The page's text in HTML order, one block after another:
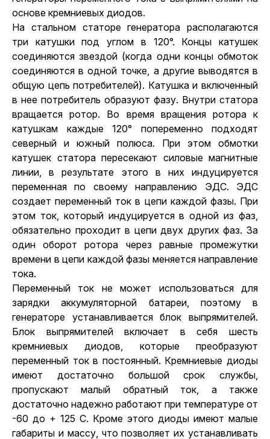
основе кремниевых диодов.
На стальном статоре генератора располагаются
три катушки под углом в 120°. Концы катушек
соединяются звездой (когда одни концы обмоток
соединяются в одной точке, а другие выводятся в
общую цепь потребителей). Катушка и включенный
в нее потребитель образуют фазу. Внутри статора
вращается ротор. Во время вращения ротора к
катушкам каждые 120° попеременно подходят
северный и южный полюса. При этом обмотки
катушек статора пересекают силовые магнитные
линии, в результате этого в них индуцируется
переменная по своему направлению ЭДС. ЭДС
создает переменный ток в цепи каждой фазы. При
этом ток, который индуцируется в одной из фаз,
обязательно проходит в цепи двух других фаз. За
один оборот ротора через равные промежутки
времени в цепи каждой фазы меняется направление
тока.
Переменный ток не может использоваться для
зарядки аккумуляторной батареи, поэтому в
генераторе устанавливается блок выпрямителей.
Блок выпрямителей включает в себя шесть
кремниевых диодов, которые преобразуют
переменный ток в постоянный. Кремниевые диоды
имеют достаточно большой срок службы,
пропускают малый обратный ток, а также
достаточно надежно работают при температуре от
-60 до + 125 С. Кроме этого диоды имеют малые
габариты и массу, что позволяет их устанавливать